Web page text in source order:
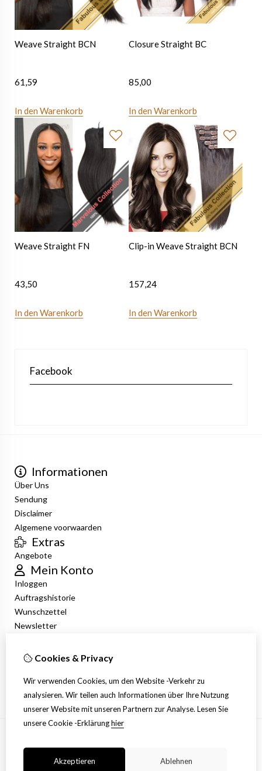
Weave Straight BCN
61,59
In den Warenkorb
Closure Straight BC
85,00
In den Warenkorb
Weave Straight FN
43,50
In den Warenkorb
Clip-in Weave Straight BCN
157,24
In den Warenkorb
Facebook
Informationen
Über Uns
Sendung
Disclaimer
Algemene voorwaarden
Extras
Angebote
Mein Konto
Inloggen
Auftragshistorie
Wunschzettel
Newsletter
Kontakt
Übersicht
Cookies & Privacy
Wir verwenden Cookies, um den Website -Verkehr zu
analysieren. Wir teilen auch Informationen über Ihre Nutzung
unserer Website mit unseren Partnern zur Analyse. Lesen Sie
unsere Cookie -Erklärunghier
Akzeptieren Ablehnen